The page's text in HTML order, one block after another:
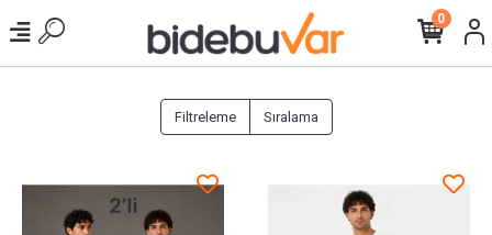
0
Filtreleme Sıralama